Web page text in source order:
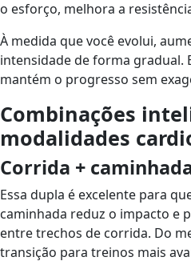
o esforço, melhora a
À medida que você evolui,
intensidade de forma gradual.
mantém o progresso sem
Combinações
modalidades
Corrida +
Essa dupla é excelente para
caminhada reduz o impacto e
entre trechos de corrida. Do
transição para treinos mais